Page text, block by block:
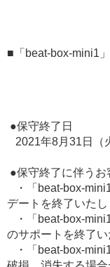
■「beat-box-mini1
●保守終了日
2021年8月31日（
●保守終了に伴うお
・「beat-box-
デートを終了いたし
・「beat-box-
のサポートを終了い
・「beat-box-